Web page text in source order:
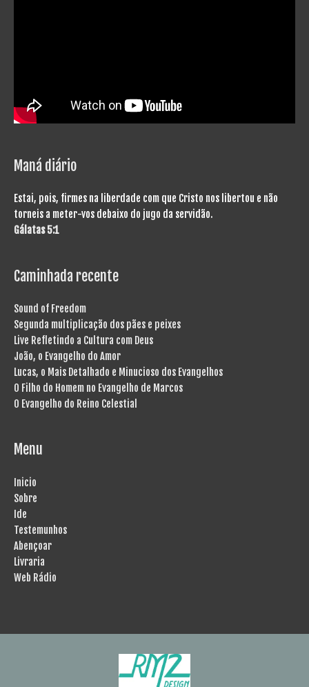
Maná diário
Estai, pois, firmes na liberdade com que Cristo nos libertou e não
torneis a meter-vos debaixo do jugo da servidão.
Gálatas 5:1
Caminhada recente
Sound of Freedom
Segunda multiplicação dos pães e peixes
Live Refletindo a Cultura com Deus
João, o Evangelho do Amor
Lucas, o Mais Detalhado e Minucioso dos Evangelhos
O Filho do Homem no Evangelho de Marcos
O Evangelho do Reino Celestial
Menu
Inicio
Sobre
Ide
Testemunhos
Abençoar
Livraria
Web Rádio